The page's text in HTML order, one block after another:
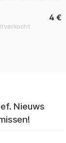
4 €
Nieuws